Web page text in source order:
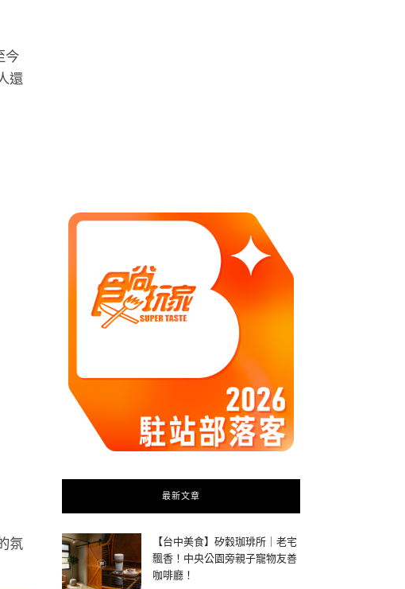
今
還
氛
最新文章
【台中美食】矽穀珈琲所｜老宅
飄香！中央公園旁親子寵物友善
咖啡廳！